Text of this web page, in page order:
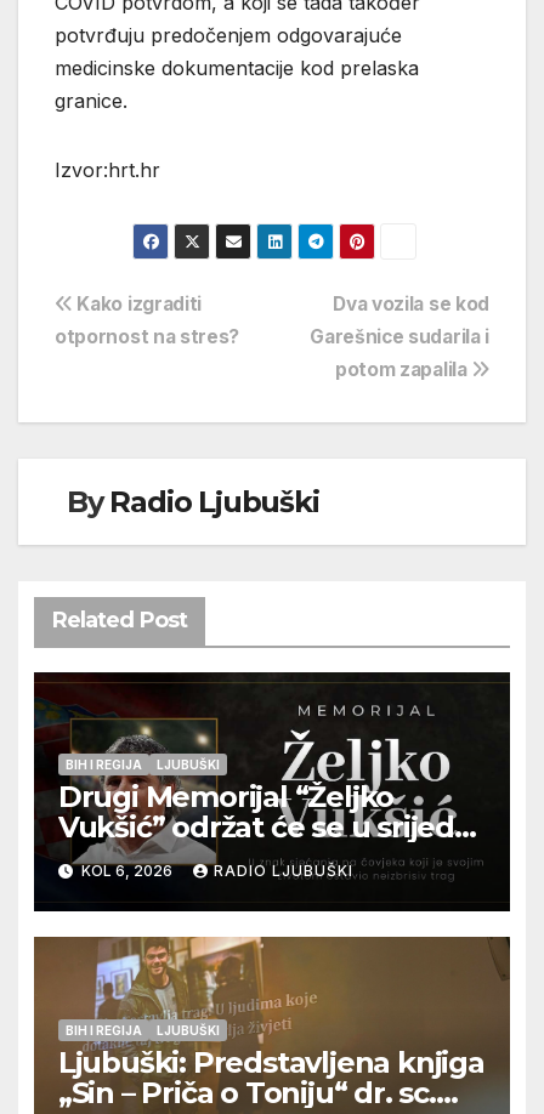
potvrđuju predočenjem odgovarajuće
medicinske dokumentacije kod prelaska
granice.
Izvor:hrt.hr
Navigacija
objava
Dva vozila se kod
Garešnice sudarila i
potom zapalila
Kako izgraditi
otpornost na stres?
ByRadio Ljubuški
Related Post
BIH I REGIJA LJUBUŠKI
Drugi Memorijal “Željko
Vukšić” održat će se u srijedu
12. kolovoza u Otoku
KOL 6, 2026 RADIO LJUBUŠKI
BIH I REGIJA LJUBUŠKI
Ljubuški: Predstavljena knjiga
„Sin – Priča o Toniju“ dr. sc.